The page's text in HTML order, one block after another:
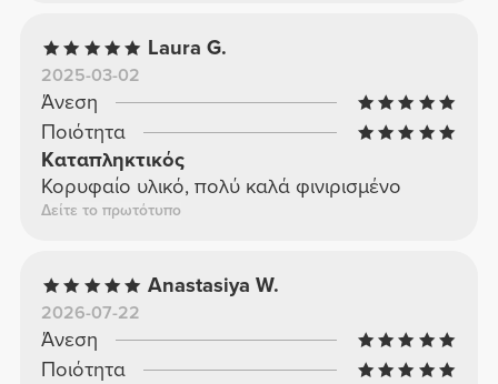
Laura G.
2025-03-02
Άνεση
Ποιότητα
Καταπληκτικός
Κορυφαίο υλικό, πολύ καλά φινιρισμένο
Δείτε το πρωτότυπο
Anastasiya W.
2026-07-22
Άνεση
Ποιότητα